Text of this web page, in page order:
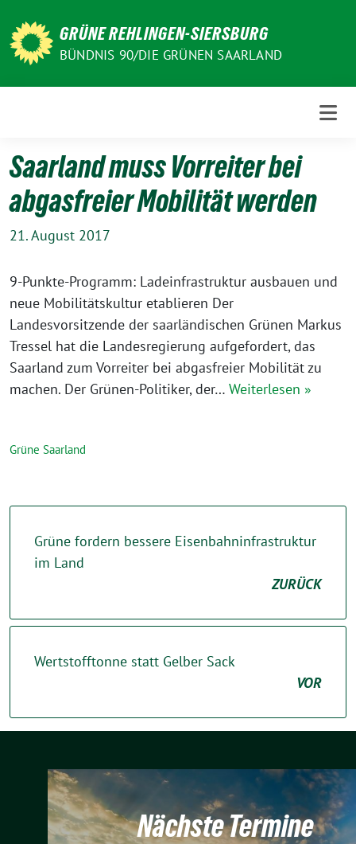
zum
Inhalt
GRÜNE REHLINGEN-SIERSBURG
BÜNDNIS 90/DIE GRÜNEN SAARLAND
Saarland muss Vorreiter bei
abgasfreier Mobilität werden
21. August 2017
9-Punkte-Programm: Ladeinfrastruktur ausbauen und
neue Mobilitätskultur etablieren Der
Landesvorsitzende der saarländischen Grünen Markus
Tressel hat die Landesregierung aufgefordert, das
Saarland zum Vorreiter bei abgasfreier Mobilität zu
machen. Der Grünen-Politiker, der… Weiterlesen »
Grüne Saarland
Grüne fordern bessere Eisenbahninfrastruktur
im Land
ZURÜCK
Wertstofftonne statt Gelber Sack
VOR
Nächste Termine